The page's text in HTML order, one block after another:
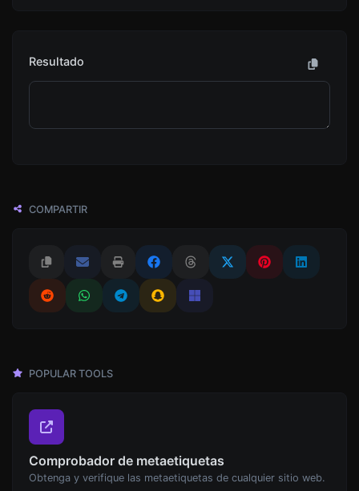
Resultado
COMPARTIR
POPULAR TOOLS
Comprobador de metaetiquetas
Obtenga y verifique las metaetiquetas de cualquier sitio web.